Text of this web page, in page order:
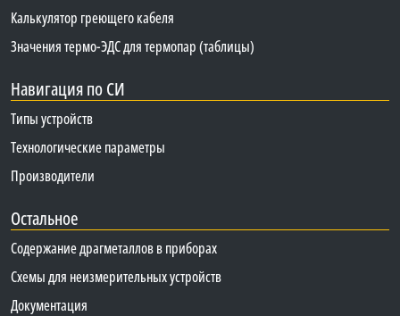
Калькулятор греющего кабеля
Значения термо-ЭДС для термопар (таблицы)
Навигация по СИ
Типы устройств
Технологические параметры
Производители
Остальное
Содержание драгметаллов в приборах
Схемы для неизмерительных устройств
Документация